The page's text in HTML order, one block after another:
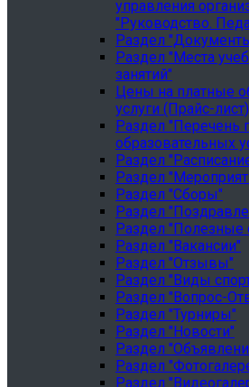
управления
"Руководство.
Раздел
Раздел "Места
занятий"
Цены на платные
услуги (Прайс-лист)
Раздел "Перечень
образовательных
Раздел
Раздел
Раздел "Сборы"
Раздел
Раздел "Полезные
Раздел "Вакансии"
Раздел "Отзывы"
Раздел "Виды
Раздел "Вопрос-
Раздел "Турниры"
Раздел "Новости"
Раздел
Раздел
Раздел